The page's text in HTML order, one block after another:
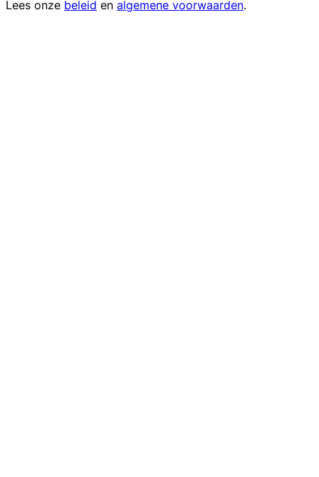
Lees onze beleid en algemene voorwaarden.